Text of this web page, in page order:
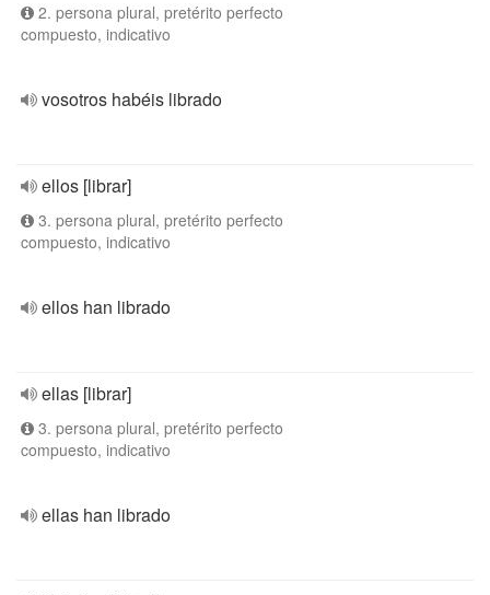
2. persona plural, pretérito perfecto
compuesto, indicativo
vosotros habéis librado
ellos [librar]
3. persona plural, pretérito perfecto
compuesto, indicativo
ellos han librado
ellas [librar]
3. persona plural, pretérito perfecto
compuesto, indicativo
ellas han librado